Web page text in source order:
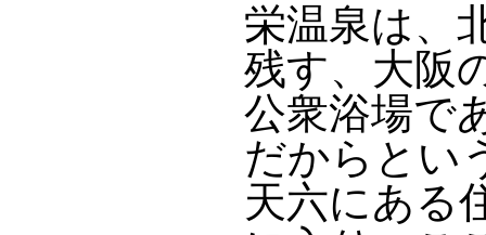
栄温泉は、
残す、大阪
公衆浴場で
だからとい
天六にある